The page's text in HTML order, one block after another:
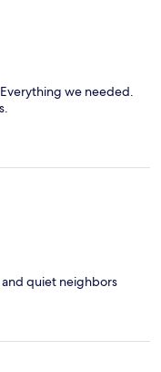
we needed.
quiet neighbors